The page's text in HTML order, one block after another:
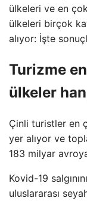
ülkeleri ve en
ülkeleri birçok
alıyor: İşte
Turizme
ülkeler
Çinli turistler en
yer alıyor ve
183 milyar
Kovid-19
uluslararası